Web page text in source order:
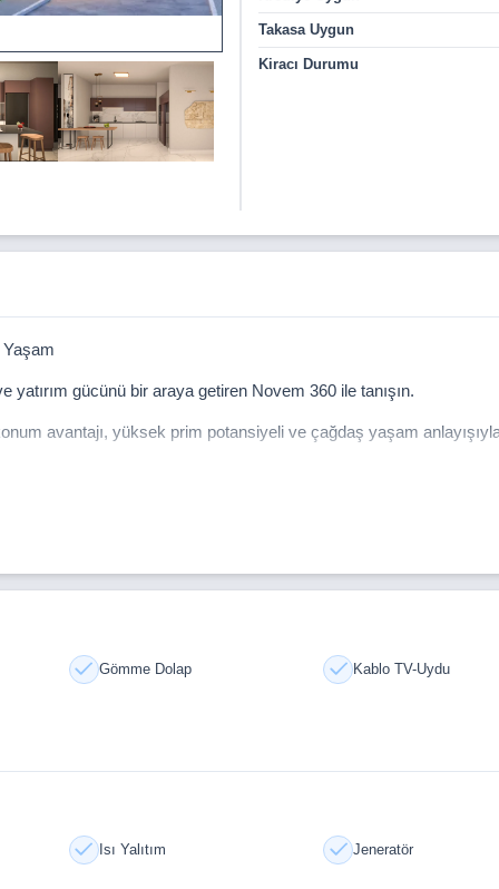
Takasa Uygun
Kiracı Durumu
Yaşam
yatırım gücünü bir araya getiren Novem 360 ile tanışın.
avantajı, yüksek prim potansiyeli ve çağdaş yaşam
Gömme Dolap Kablo TV-Uydu
Isı Yalıtım Jeneratör